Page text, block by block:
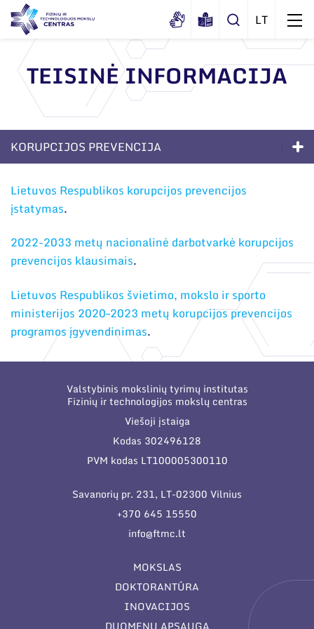
Apie mus
Dokumentai
Sertifikatai ir akreditavimo pažymėjimai
Darbuotojams
Nuorodos
Narystė nacionalinėse ir tarptautinėse
organizacijose bei asociacijose
Struktūra
Administracija
Administraciniai skyriai
Moksliniai skyriai
Mokslo taryba
Mokslininkai emeritai
Naujienos
Tinklalaidės
Bendri rekvizitai
Administracija
Darbuotojų kontaktai
TEISINĖ INFORMACIJA
KORUPCIJOS PREVENCIJA
Dokumentai
Sertifikatai ir akreditavimo pažymėjimai
Viešieji pirkimai
Korupcijos prevencija
Duomenų apsauga
Darbuotojams
Narystė nacionalinėse ir tarptautinėse organizacijose
Lietuvos Respublikos korupcijos prevencijos
įstatymas.
2022-2033 metų nacionalinė darbotvarkė korupcijos
prevencijos klausimais.
Lietuvos Respublikos švietimo, mokslo ir sporto
ministerijos 2020–2023 metų korupcijos prevencijos
programos įgyvendinimas.
Valstybinis mokslinių tyrimų institutas
Fizinių ir technologijos mokslų centras
Viešoji įstaiga
Kodas 302496128
PVM kodas LT100005300110
Savanorių pr. 231, LT-02300 Vilnius
+370 645 15550
info@ftmc.lt
MOKSLAS
DOKTORANTŪRA
INOVACIJOS